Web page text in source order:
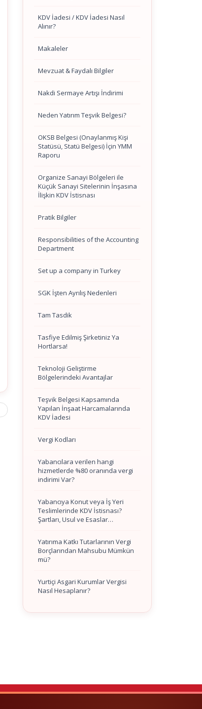
KDV İadesi / KDV İadesi Nasıl
Alınır?
Makaleler
Mevzuat & Faydalı Bilgiler
Nakdi Sermaye Artışı İndirimi
Neden Yatırım Teşvik Belgesi?
OKSB Belgesi (Onaylanmış Kişi
Statüsü, Statü Belgesi) İçin YMM
Raporu
Organize Sanayi Bölgeleri ile
Küçük Sanayi Sitelerinin İnşasına
İlişkin KDV İstisnası
Pratik Bilgiler
Responsibilities of the Accounting
Department
Set up a company in Turkey
SGK İşten Ayrılış Nedenleri
Tam Tasdik
Tasfiye Edilmiş Şirketiniz Ya
Hortlarsa!
Teknoloji Geliştirme
Bölgelerindeki Avantajlar
Teşvik Belgesi Kapsamında
Yapılan İnşaat Harcamalarında
KDV İadesi
Vergi Kodları
Yabancılara verilen hangi
hizmetlerde %80 oranında vergi
indirimi Var?
Yabancıya Konut veya İş Yeri
Teslimlerinde KDV İstisnası?
Şartları, Usul ve Esaslar…
Yatırıma Katkı Tutarlarının Vergi
Borçlarından Mahsubu Mümkün
mü?
Yurtiçi Asgari Kurumlar Vergisi
Nasıl Hesaplanır?